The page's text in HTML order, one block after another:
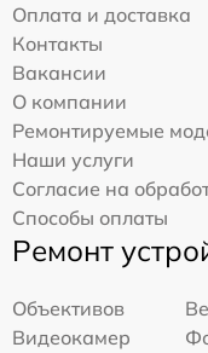
Оплата и доставка
Контакты
Вакансии
О компании
Ремонтируемые
Наши услуги
Согласие на
Способы оплаты
Ремонт
Объективов
Видеокамер